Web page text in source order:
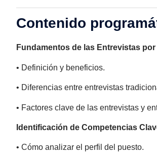
Contenido
Fundamentos de las Entrevistas
• Definición y beneficios.
• Diferencias entre entrevistas
• Factores clave de las entrevistas y
Identificación de Competencias
• Cómo analizar el perfil del puesto.